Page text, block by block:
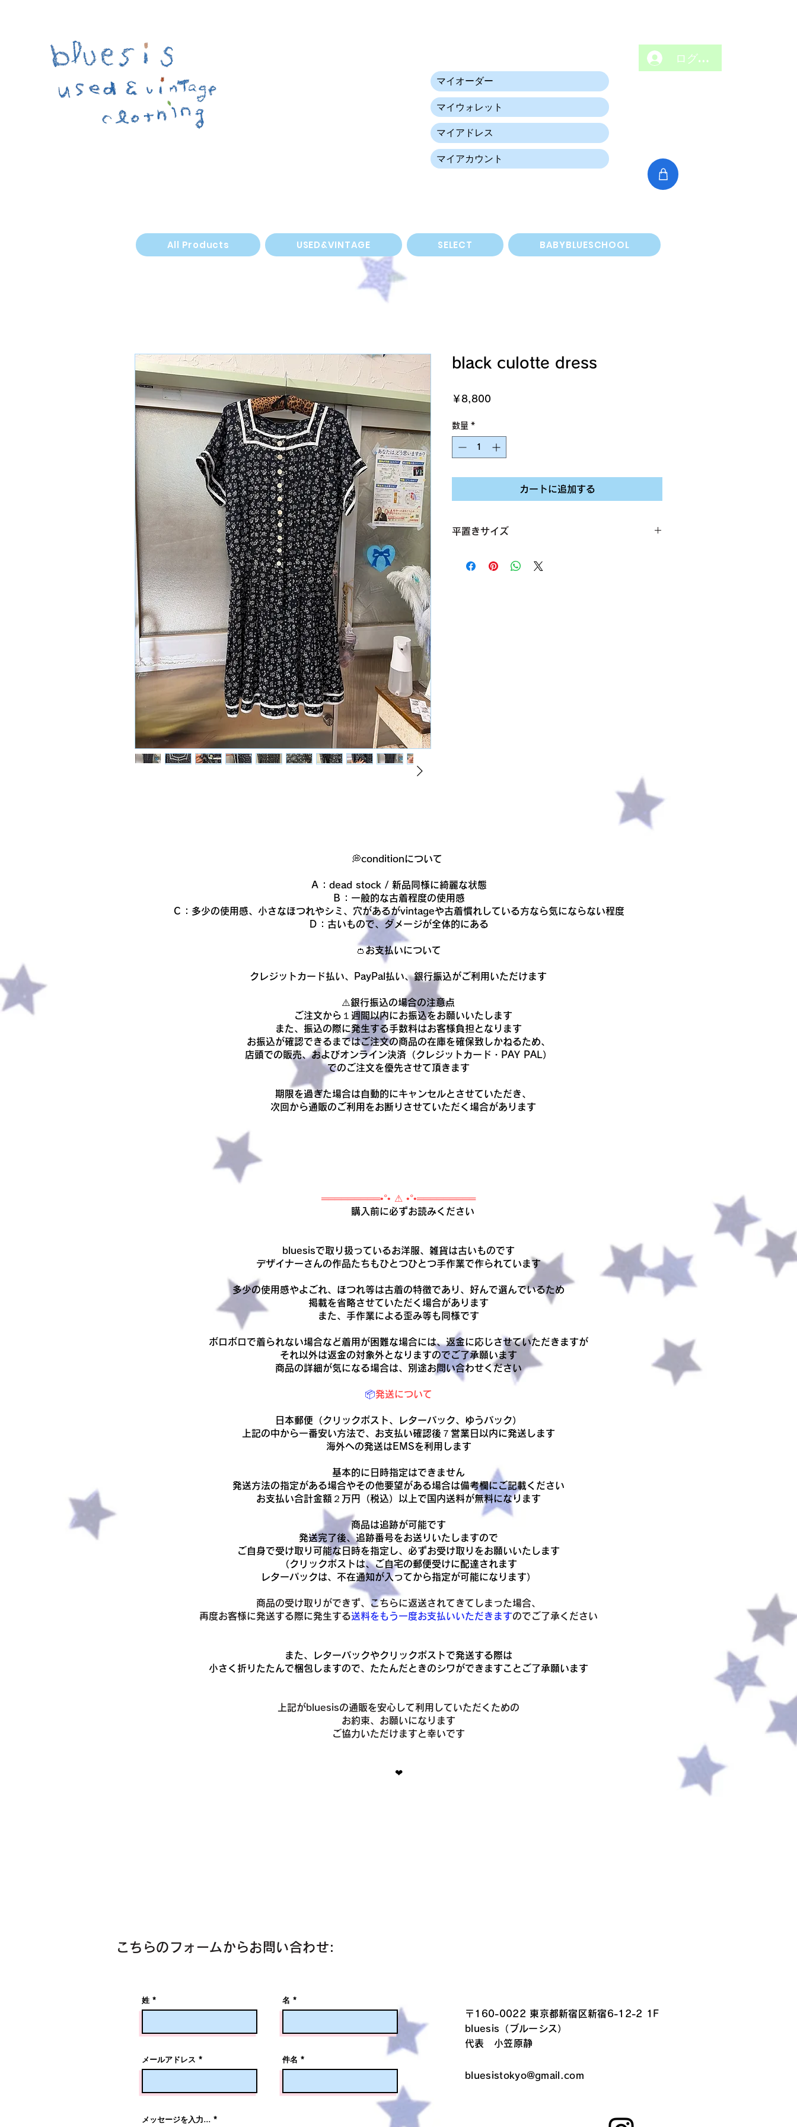
ログイン
マイオーダー
マイウォレット
マイアドレス
マイアカウント
All Products USED&VINTAGE SELECT BABYBLUESCHOOL
black culotte dress
￥8,800
数量 *
カートに追加する
平置きサイズ
ウエスト 38.5cm
💭conditionについて
Ａ：dead stock / 新品同様に綺麗な状態
Ｂ：一般的な古着程度の使用感
Ｃ：多少の使用感、小さなほつれやシミ、穴があるがvintageや古着慣れしている方なら気にならない程度
Ｄ：古いもので、ダメージが全体的にある​
👛お支払いについて
クレジットカード払い、PayPal払い、銀行振込がご利用いただけます
​⚠️銀行振込の場合の注意点
ご注文から１週間以内にお振込をお願いいたします
また、振込の際に発生する手数料はお客様負担となります
​お振込が確認できるまではご注文の商品の在庫を確保致しかねるため、
店頭での販売、およびオンライン決済（クレジットカード・PAY PAL）
でのご注文を優先させて頂きます
期限を過ぎた場合は自動的にキャンセルとさせていただき、
次回から通販のご利用をお断りさせていただく場合があります
═════════•°• ⚠ •°•═════════
購入前に必ずお読みください
bluesisで取り扱っているお洋服、雑貨は古いものです
デザイナーさんの作品たちもひとつひとつ手作業で作られています
多少の使用感やよごれ、ほつれ等は古着の特徴であり、好んで選んでいるため
掲載を省略させていただく場合があります
また、手作業による歪み等も同様です
ボロボロで着られない場合など着用が困難な場合には、返金に応じさせていただきますが
それ以外は返金の対象外となりますのでご了承願います
商品の詳細が気になる場合は、別途お問い合わせください
📦発送について
日本郵便（クリックポスト、レターパック、ゆうパック）
上記の中から一番安い方法で、お支払い確認後７営業日以内に発送します
​海外への発送はEMSを利用します
基本的に日時指定はできません
発送方法の指定がある場合やその他要望がある場合は備考欄にご記載ください
​お支払い合計金額２万円（税込）以上で国内送料が無料になります
商品は追跡が可能です
発送完了後、追跡番号をお送りいたしますので
ご自身で受け取り可能な日時を指定し、必ずお受け取りをお願いいたします
（クリックポストは、ご自宅の郵便受けに配達されます
レターパックは、不在通知が入ってから指定が可能になります）
商品の受け取りができず、こちらに返送されてきてしまった場合、
​再度お客様に発送する際に発生する送料をもう一度お支払いいただきますのでご了承ください
また、レターパックやクリックポストで発送する際は
小さく折りたたんで梱包しますので、たたんだときのシワができますことご了承願います
上記がbluesisの通販を安心して利用していただくための
お約束、お願いになります
ご協力いただけますと幸いです
❤︎
こちらのフォームからお問い合わせ:
姓 名
メールアドレス 件名
メッセージを入力...
〒160-0022 東京都新宿区新宿6-12-2 1F
bluesis（ブルーシス）
代表 小笠原静
bluesistokyo@gmail.com